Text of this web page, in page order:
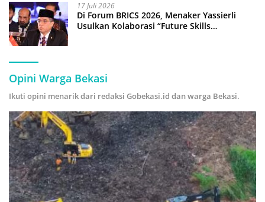
17 Juli 2026
Di Forum BRICS 2026, Menaker Yassierli
Usulkan Kolaborasi “Future Skills
Opini Warga Bekasi
Ikuti opini menarik dari redaksi Gobekasi.id dan warga Bekasi.